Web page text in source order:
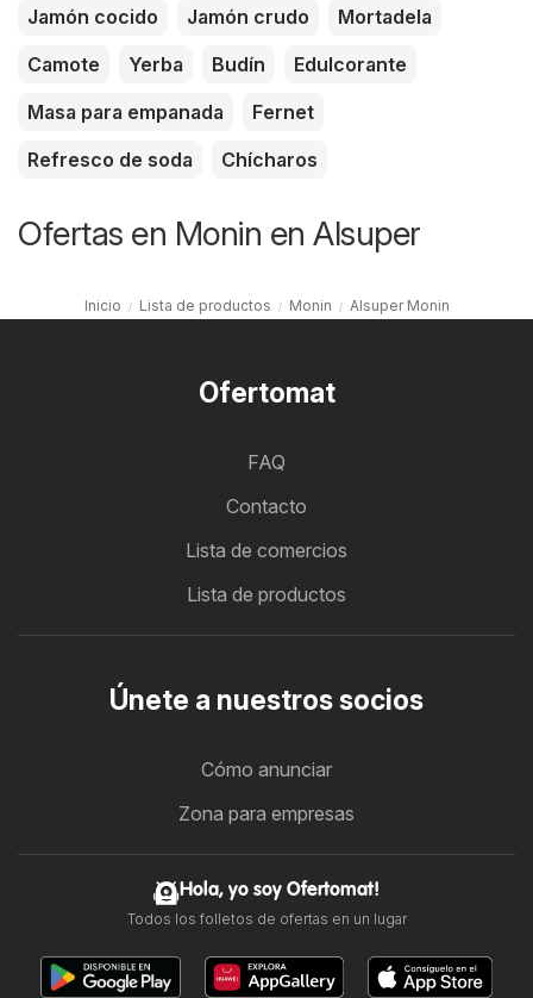
Jamón cocido
Jamón crudo
Mortadela
Camote
Yerba Budín
Edulcorante
Masa para empanada
Fernet
Refresco de soda
Chícharos
Ofertas en Monin en Alsuper
Inicio Lista de productos Monin Alsuper Monin
Ofertomat
FAQ
Contacto
Lista de comercios
Lista de productos
Únete a nuestros socios
Cómo anunciar
Zona para empresas
Hola, yo soy Ofertomat!
Todos los folletos de ofertas en un lugar